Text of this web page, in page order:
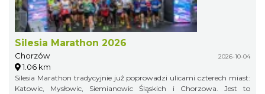
Silesia Marathon 2026
Chorzów 2026-10-04
1.06 km
Silesia Marathon tradycyjnie już poprowadzi ulicami czterech miast:
Katowic, Mysłowic, Siemianowic Śląskich i Chorzowa. Jest to